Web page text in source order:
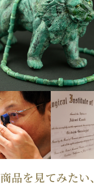
商品を見てみたい、